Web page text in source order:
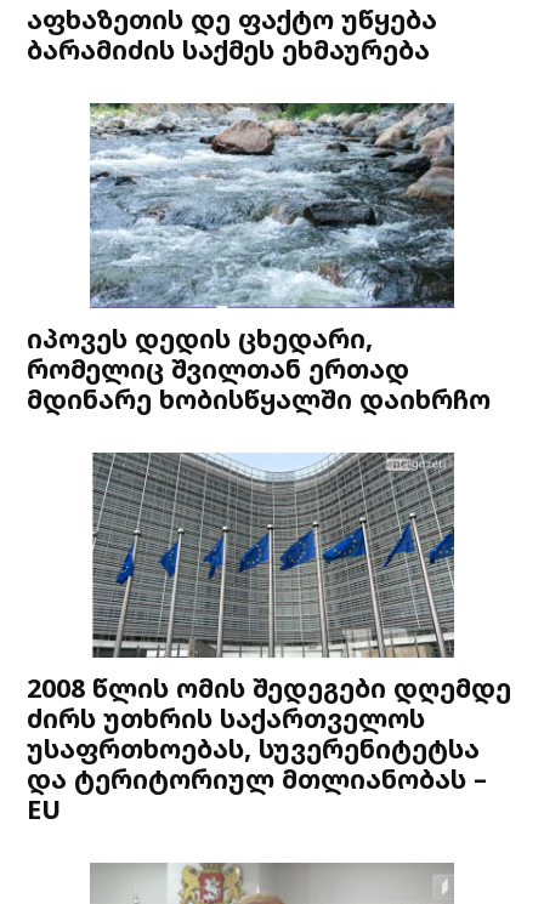
აფხაზეთის დე ფაქტო უწყება
ბარამიძის საქმეს ეხმაურება
იპოვეს დედის ცხედარი,
რომელიც შვილთან ერთად
მდინარე ხობისწყალში დაიხრჩო
2008 წლის ომის შედეგები დღემდე
ძირს უთხრის საქართველოს
უსაფრთხოებას, სუვერენიტეტსა
და ტერიტორიულ მთლიანობას –
EU